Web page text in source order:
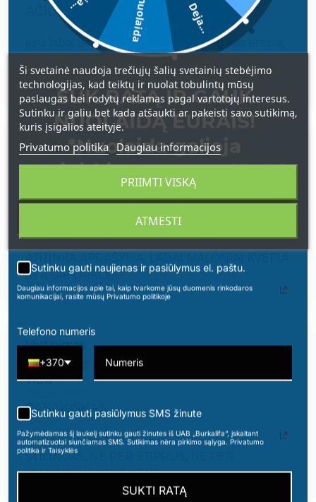
AČIŪ UŽ NUOSTABIUS KVEPALUS
esu labai išranki kvapams, nes daug kas erzina,
bet šis aromatas labai tiko ir patiko, būtent tai
ko ir senai ieškojau bet vis nerasdavau
Vertinimas
DĖKOJU, LIKAU PATENKINTA, KVAPAS
ATITINKA APRAŠYMĄ, LABAI MALONIAI KVEPIA
IR ILGAI LAIKOSI
Vertinimas
VIDA
PASAKISKAS
PATIKO, TOKS MOTEISKAS, ELEGANTISKAS,
STILINGAS, NE PER STIPRUS, NE PER
LENGVAS, ILGAI ISLIEKA
Ši svetainė naudoja trečiųjų šalių svetainių stebėjimo
technologijas, kad teiktų ir nuolat tobulintų mūsų
paslaugas bei rodytų reklamas pagal vartotojų interesus.
Sutinku ir galiu bet kada atšaukti ar pakeisti savo sutikimą,
kuris įsigalios ateityje.
Privatumo politika Daugiau informacijos
ATMESTI
PRIIMTI VISKĄ
Deja...
SUK RATĄ IR GAUK
NUOLAIDĄ EURAIS!
*Nuolaida galioja
apsipirkimams nuo 49 € !
Sutinku gauti naujienas ir pasiūlymus el. paštu.
Daugiau informacijos apie tai, kaip tvarkome jūsų duomenis rinkodaros
komunikacijai, rasite mūsų Privatumo politikoje
Telefono numeris
+370
Sutinku gauti pasiūlymus SMS žinute
Pažymėdamas šį laukelį sutinku gauti žinutes iš UAB „Burkalifa“, įskaitant
automatizuotai siunčiamas SMS. Sutikimas nėra pirkimo sąlyga. Privatumo
politika ir Taisyklės
SUKTI RATĄ